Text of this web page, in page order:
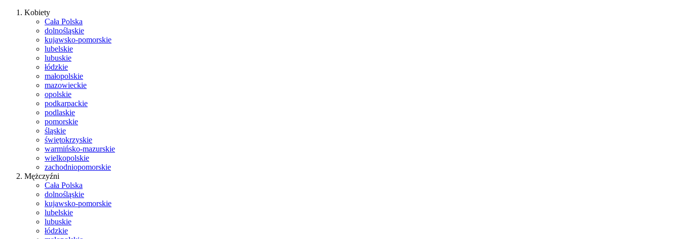
Kobiety
Cała Polska
dolnośląskie
kujawsko-pomorskie
lubelskie
lubuskie
łódzkie
małopolskie
mazowieckie
opolskie
podkarpackie
podlaskie
pomorskie
śląskie
świętokrzyskie
warmińsko-mazurskie
wielkopolskie
zachodniopomorskie
Mężczyźni
Cała Polska
dolnośląskie
kujawsko-pomorskie
lubelskie
lubuskie
łódzkie